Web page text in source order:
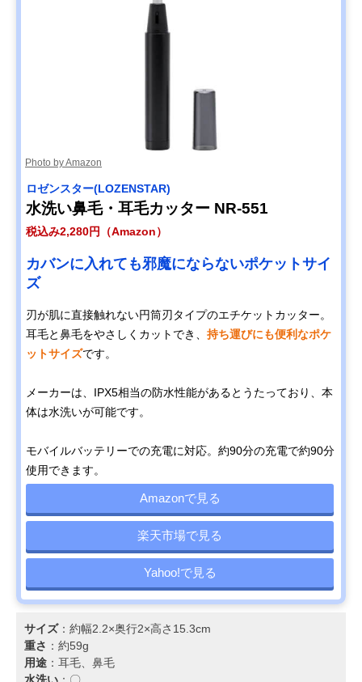
Photo by Amazon
ロゼンスター(LOZENSTAR)
水洗い鼻毛・耳毛カッター NR-551
税込み2,280円（Amazon）
カバンに入れても邪魔にならないポケットサイ
ズ
刃が肌に直接触れない円筒刃タイプのエチケットカッター。
耳毛と鼻毛をやさしくカットでき、 持ち運びにも便利なポケ
ットサイズです。
メーカーは、IPX5相当の防水性能があるとうたっており、本
体は水洗いが可能です。
モバイルバッテリーでの充電に対応。約90分の充電で約90分
使用できます。
Amazonで見る
楽天市場で見る
Yahoo!で見る
サイズ：約幅2.2×奥行2×高さ15.3cm
重さ ：約59g
用途 ：耳毛、鼻毛
水洗い ：〇